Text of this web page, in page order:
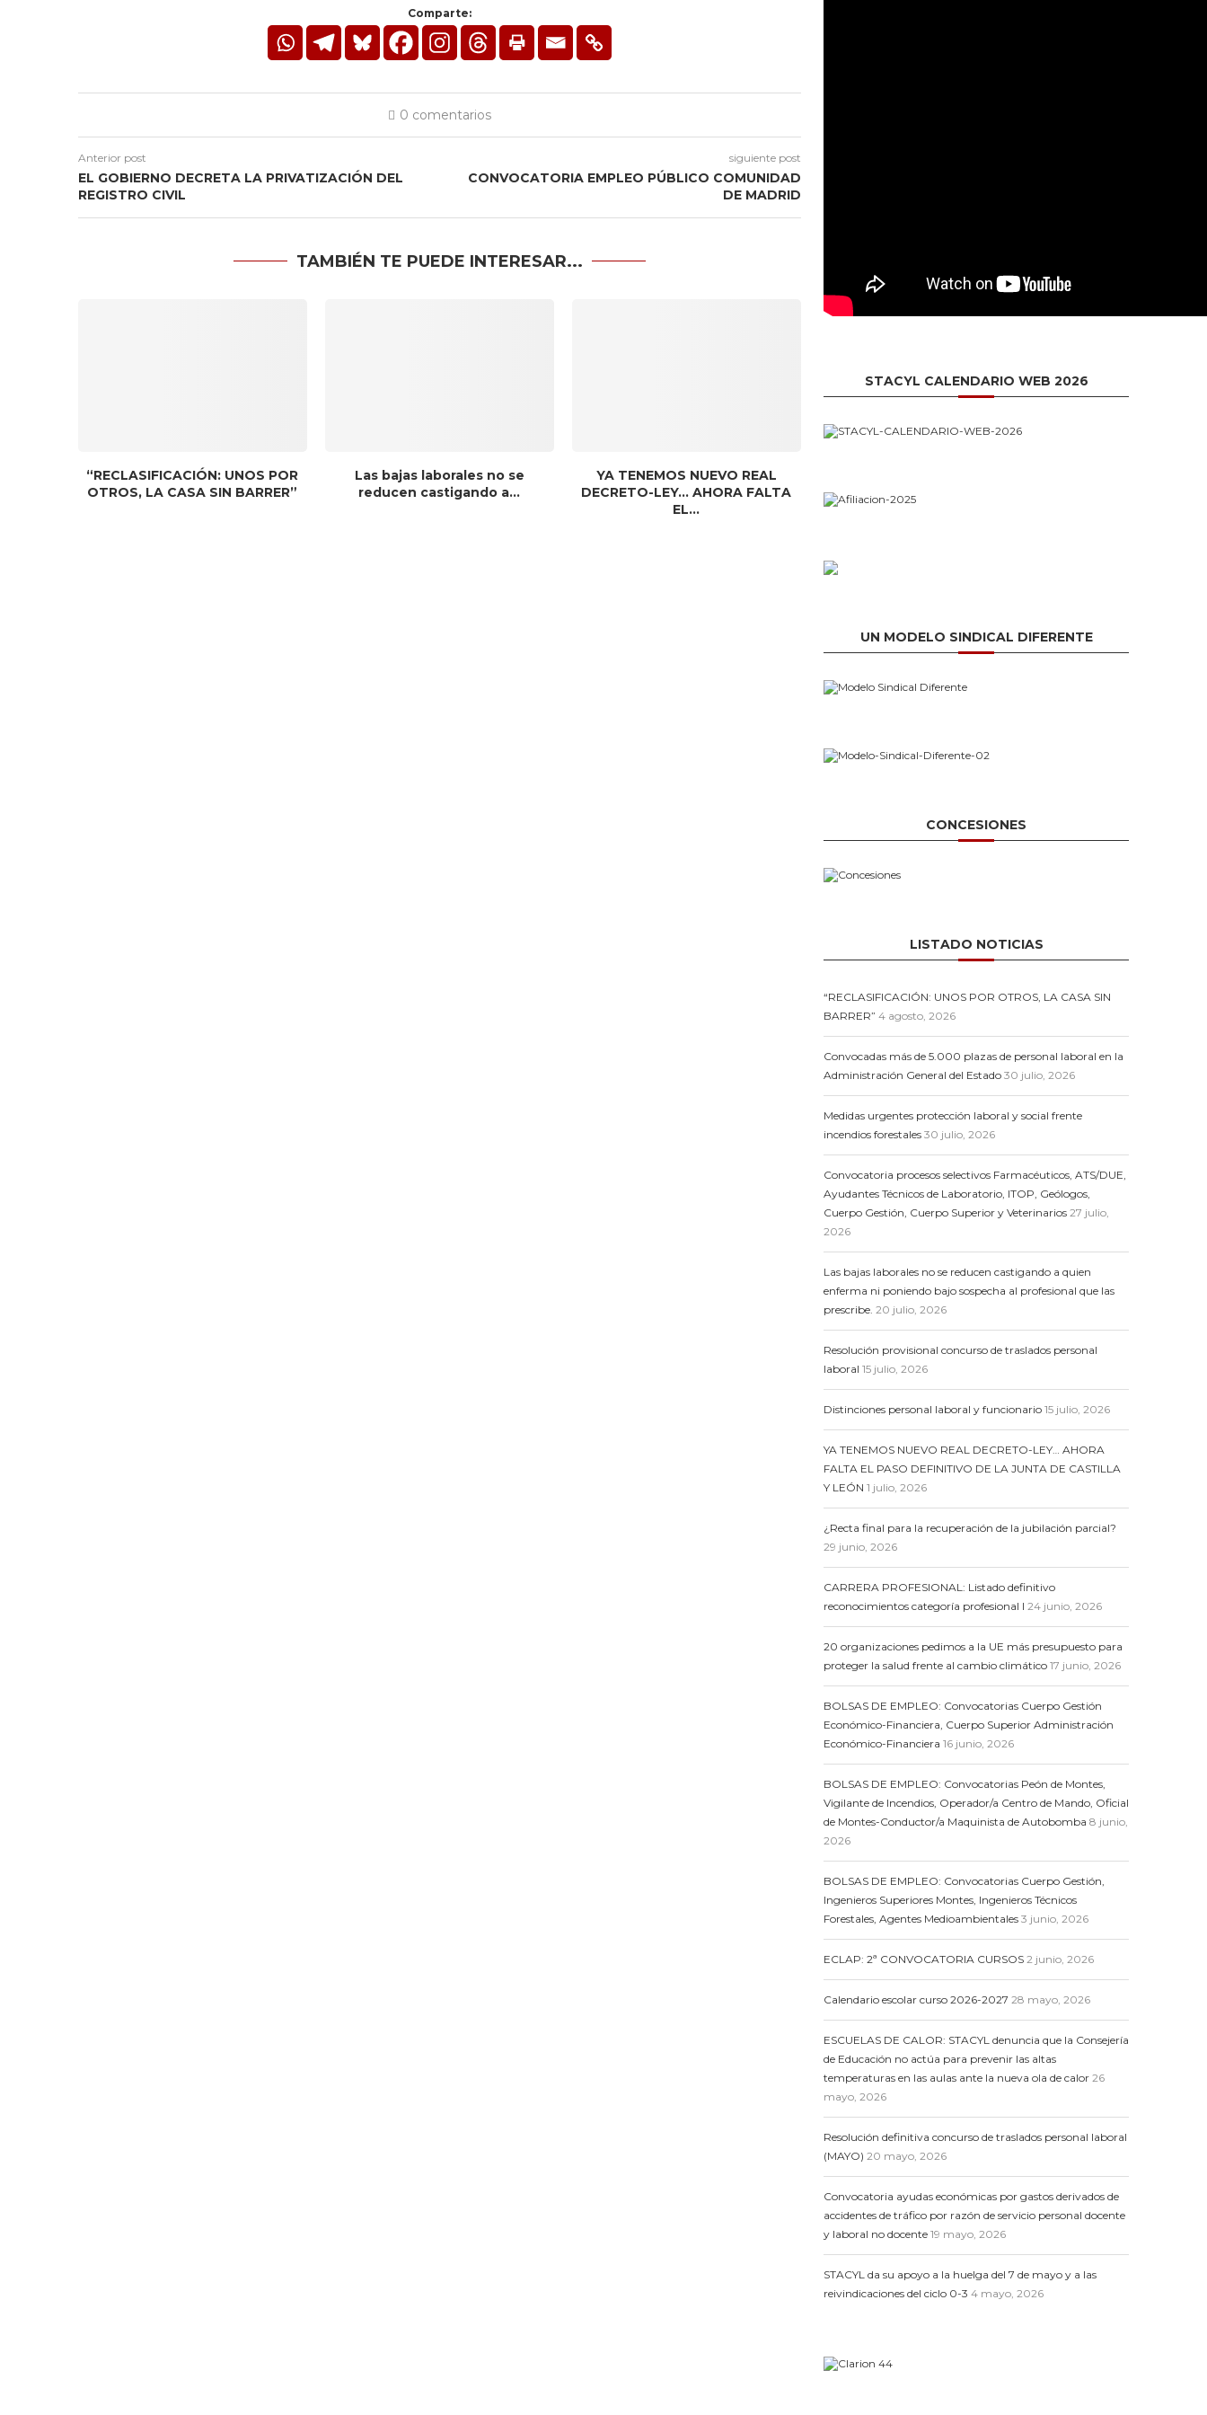
Comparte:
0 comentarios
Anterior post
EL GOBIERNO DECRETA LA PRIVATIZACIÓN DEL
REGISTRO CIVIL
siguiente post
CONVOCATORIA EMPLEO PÚBLICO COMUNIDAD
DE MADRID
TAMBIÉN TE PUEDE INTERESAR...
“RECLASIFICACIÓN: UNOS POR
OTROS, LA CASA SIN BARRER”
Las bajas laborales no se
reducen castigando a...
YA TENEMOS NUEVO REAL
DECRETO-LEY… AHORA FALTA
EL...
STACYL CALENDARIO WEB 2026
UN MODELO SINDICAL DIFERENTE
CONCESIONES
LISTADO NOTICIAS
“RECLASIFICACIÓN: UNOS POR OTROS, LA CASA SIN
BARRER” 4 agosto, 2026
Convocadas más de 5.000 plazas de personal laboral en la
Administración General del Estado 30 julio, 2026
Medidas urgentes protección laboral y social frente
incendios forestales 30 julio, 2026
Convocatoria procesos selectivos Farmacéuticos, ATS/DUE,
Ayudantes Técnicos de Laboratorio, ITOP, Geólogos,
Cuerpo Gestión, Cuerpo Superior y Veterinarios 27 julio,
2026
Las bajas laborales no se reducen castigando a quien
enferma ni poniendo bajo sospecha al profesional que las
prescribe. 20 julio, 2026
Resolución provisional concurso de traslados personal
laboral 15 julio, 2026
Distinciones personal laboral y funcionario 15 julio, 2026
YA TENEMOS NUEVO REAL DECRETO-LEY… AHORA
FALTA EL PASO DEFINITIVO DE LA JUNTA DE CASTILLA
Y LEÓN 1 julio, 2026
¿Recta final para la recuperación de la jubilación parcial?
29 junio, 2026
CARRERA PROFESIONAL: Listado definitivo
reconocimientos categoría profesional I 24 junio, 2026
20 organizaciones pedimos a la UE más presupuesto para
proteger la salud frente al cambio climático 17 junio, 2026
BOLSAS DE EMPLEO: Convocatorias Cuerpo Gestión
Económico-Financiera, Cuerpo Superior Administración
Económico-Financiera 16 junio, 2026
BOLSAS DE EMPLEO: Convocatorias Peón de Montes,
Vigilante de Incendios, Operador/a Centro de Mando, Oficial
de Montes-Conductor/a Maquinista de Autobomba 8 junio,
2026
BOLSAS DE EMPLEO: Convocatorias Cuerpo Gestión,
Ingenieros Superiores Montes, Ingenieros Técnicos
Forestales, Agentes Medioambientales 3 junio, 2026
ECLAP: 2ª CONVOCATORIA CURSOS 2 junio, 2026
Calendario escolar curso 2026-2027 28 mayo, 2026
ESCUELAS DE CALOR: STACYL denuncia que la Consejería
de Educación no actúa para prevenir las altas
temperaturas en las aulas ante la nueva ola de calor 26
mayo, 2026
Resolución definitiva concurso de traslados personal laboral
(MAYO) 20 mayo, 2026
Convocatoria ayudas económicas por gastos derivados de
accidentes de tráfico por razón de servicio personal docente
y laboral no docente 19 mayo, 2026
STACYL da su apoyo a la huelga del 7 de mayo y a las
reivindicaciones del ciclo 0-3 4 mayo, 2026